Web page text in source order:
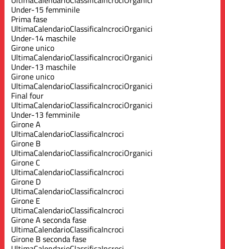
Under-15 femminile
Prima fase
UltimaCalendarioClassificaIncrociOrganici
Under-14 maschile
Girone unico
UltimaCalendarioClassificaIncrociOrganici
Under-13 maschile
Girone unico
UltimaCalendarioClassificaIncrociOrganici
Final four
UltimaCalendarioClassificaIncrociOrganici
Under-13 femminile
Girone A
UltimaCalendarioClassificaIncroci
Girone B
UltimaCalendarioClassificaIncrociOrganici
Girone C
UltimaCalendarioClassificaIncroci
Girone D
UltimaCalendarioClassificaIncroci
Girone E
UltimaCalendarioClassificaIncroci
Girone A seconda fase
UltimaCalendarioClassificaIncroci
Girone B seconda fase